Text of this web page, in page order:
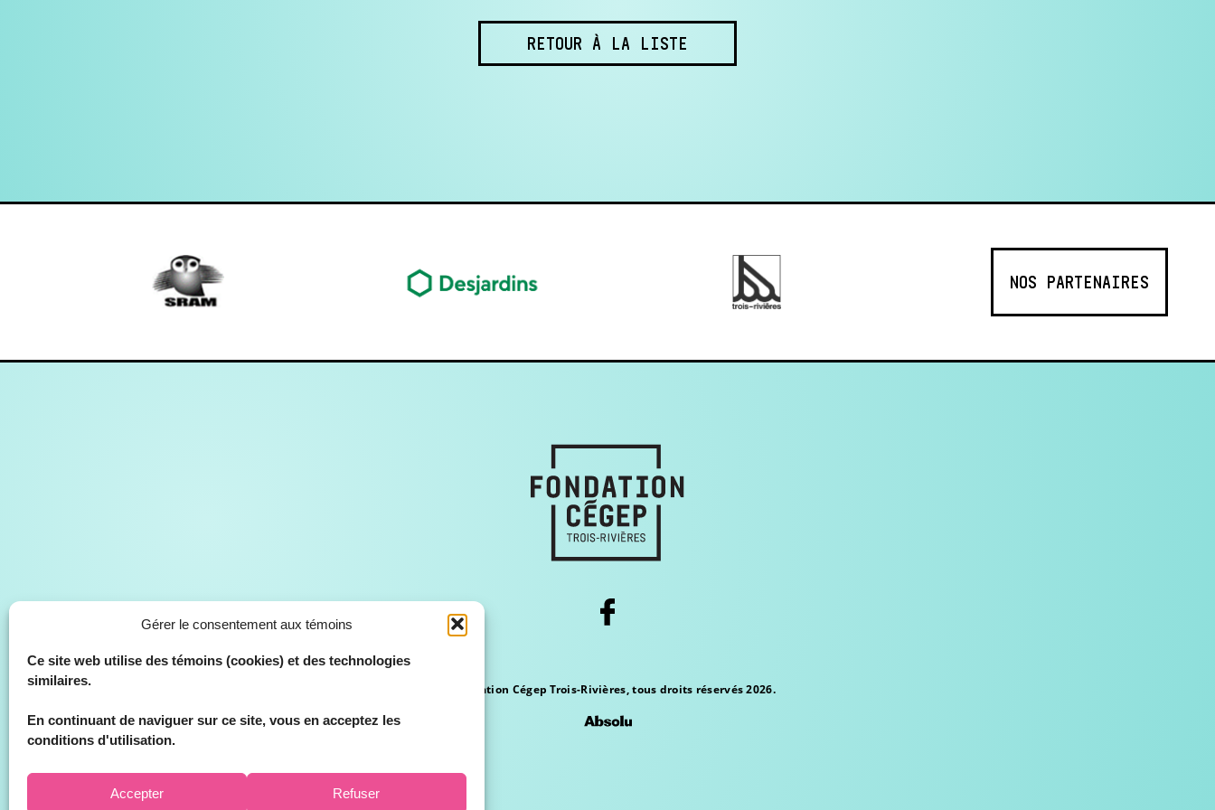
Gérer le consentement aux témoins
Ce site web utilise des témoins (cookies) et des technologies
similaires.
En continuant de naviguer sur ce site, vous en acceptez les
conditions d'utilisation.
Accepter Refuser
RETOUR À LA LISTE
NOS PARTENAIRES
© Fondation Cégep Trois-Rivières, tous droits réservés 2026.